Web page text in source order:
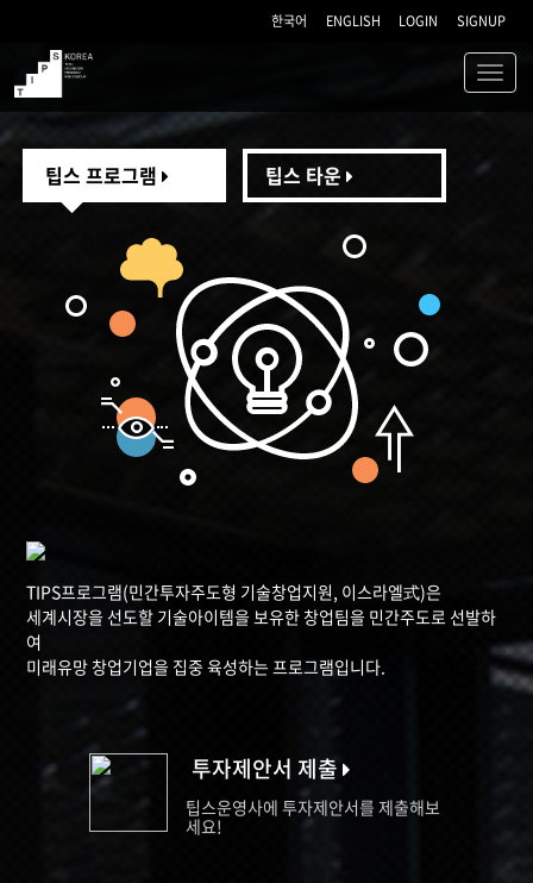
한국어 ENGLISH LOGIN SIGNUP
TIPS
팁스 프로그램 팁스 타운
TIPS프로그램(민간투자주도형 기술창업지원, 이스라엘式)은
세계시장을 선도할 기술아이템을 보유한 창업팀을 민간주도로 선발하
여
미래유망 창업기업을 집중 육성하는 프로그램입니다.
투자제안서 제출
팁스운영사에 투자제안서를 제출해보
세요!